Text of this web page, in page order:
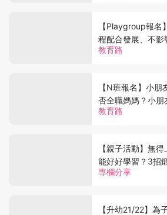
教育路
【Playgroup報名
程配合發展、不
Playgroup前要必
教育路
【N班報名】小
否全職媽媽？小朋
家長從6個因素全
專欄分享
【親子活動】無
能好好學習？3招
肉
【升幼21/22】為